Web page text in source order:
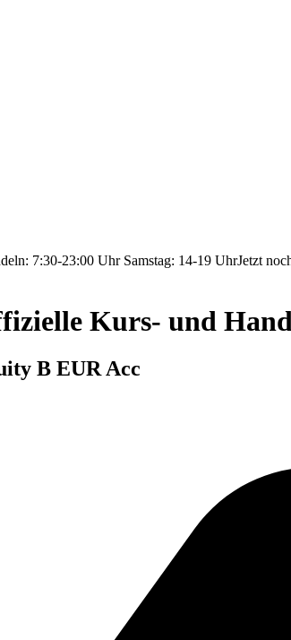
7:30-23:00 Uhr Samstag: 14-19 UhrJetzt
Kurs- und
B EUR Acc